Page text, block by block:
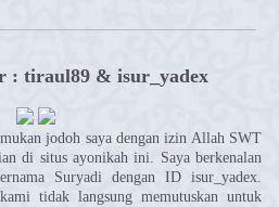
: tiraul89 & isur_yadex
jodoh saya dengan izin Allah SWT
di situs ayonikah ini. Saya berkenalan
Suryadi dengan ID isur_yadex.
tidak langsung memutuskan untuk